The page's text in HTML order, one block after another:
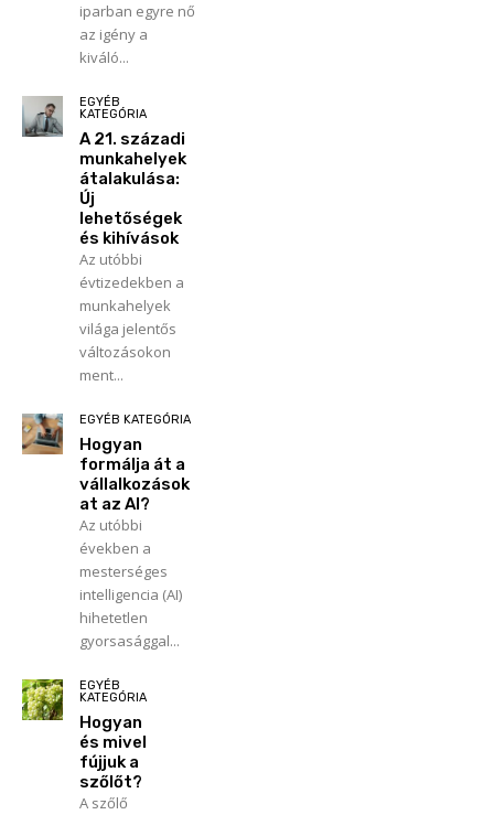
iparban egyre nő
az igény a
kiváló...
EGYÉB
KATEGÓRIA
A 21. századi
munkahelyek
átalakulása:
Új
lehetőségek
és kihívások
Az utóbbi
évtizedekben a
munkahelyek
világa jelentős
változásokon
ment...
EGYÉB KATEGÓRIA
Hogyan
formálja át a
vállalkozások
at az AI?
Az utóbbi
években a
mesterséges
intelligencia (AI)
hihetetlen
gyorsasággal...
EGYÉB
KATEGÓRIA
Hogyan
és mivel
fújjuk a
szőlőt?
A szőlő